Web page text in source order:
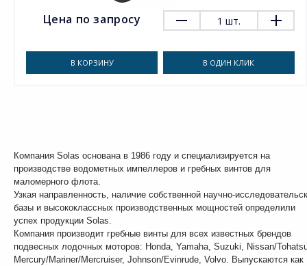
Цена по запросу 1 шт.
В КОРЗИНУ В ОДИН КЛИК
Компания Solas основана в 1986 году и специализируется на
производстве водометных импеллеров и гребных винтов для
маломерного флота.
Узкая направленность, наличие собственной научно-
базы и высококлассных производственных мощностей определили
успех продукции Solas.
Компания производит гребные винты для всех известных брендов
подвесных лодочных моторов: Honda, Yamaha, Suzuki, Nissan/
Mercury/Mariner/Mercruiser, Johnson/Evinrude, Volvo. Выпускаются как